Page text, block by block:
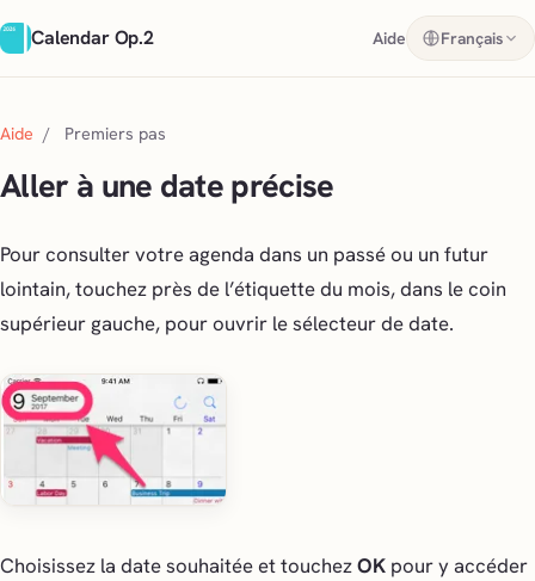
Calendar Op.2 Aide Français
Aide / Premiers pas
Aller à une date précise
Pour consulter votre agenda dans un passé ou un futur
lointain, touchez près de l’étiquette du mois, dans le coin
supérieur gauche, pour ouvrir le sélecteur de date.
Choisissez la date souhaitée et touchezOK pour y accéder